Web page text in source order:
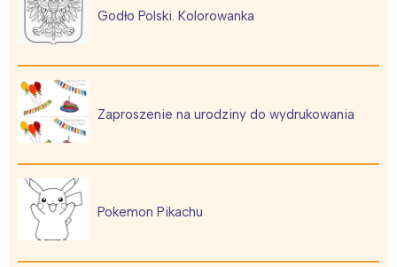
Godło Polski. Kolorowanka
Zaproszenie na urodziny do wydrukowania
Pokemon Pikachu